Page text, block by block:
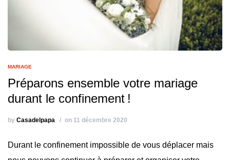
MARIAGE
Préparons ensemble votre mariage
durant le confinement !
by Casadelpapa on 11 décembre 2020
Durant le confinement impossible de vous déplacer mais